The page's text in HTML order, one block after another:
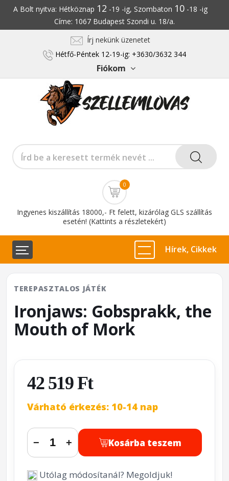
A Bolt nyitva: Hétköznap 12 -19 -ig, Szombaton 10-18 -ig
Címe: 1067 Budapest Szondi u. 18/a.
Írj nekünk üzenetet
Hétfő-Péntek 12-19-ig: +3630/3632 344
Fiókom
0
Ingyenes kiszállítás 18000,- Ft felett, kizárólag GLS szállítás
esetén! (Kattints a részletekért)
Hírek, Cikkek
TEREPASZTALOS JÁTÉK
Ironjaws: Gobsprakk, the
Mouth of Mork
42 519 Ft
Várható érkezés: 10-14 nap
− + Kosárba teszem
Utólag módosítanál? Megoldjuk!